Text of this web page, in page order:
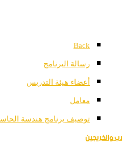
Back
رسالة البرنامج
أعضاء هيئة التدريس
معامل
توصيف برنامج هندسة
والخريجين